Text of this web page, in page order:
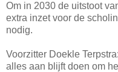
Om in 2030 de uitstoot
extra inzet voor de
nodig.
Voorzitter Doekle
alles aan blijft doen om